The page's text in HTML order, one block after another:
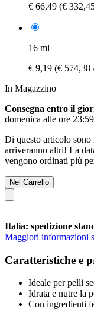
€ 66,49 (€
16 ml
€ 9,19 (€ 574,38
In Magazzino
Consegna entro il
domenica alle ore 23:59
Di questo articolo sono
arriveranno altri! La
vengono ordinati più
Nel Carrello
Italia: spedizione
Maggiori informazioni
Caratteristiche e
Ideale per pelli
Idrata e nutre la
Con ingredienti